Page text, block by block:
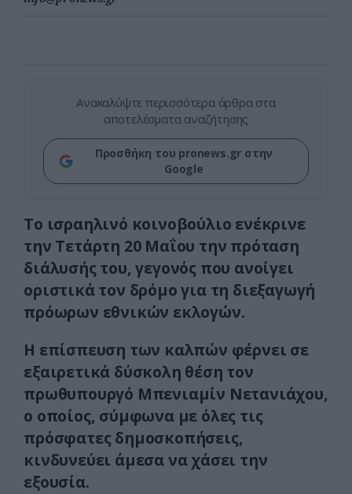
Ανακαλύψτε περισσότερα άρθρα στα
αποτελέσματα αναζήτησης
Προσθήκη του pronews.gr στην
Google
Το ισραηλινό κοινοβούλιο ενέκρινε
την Τετάρτη 20 Μαΐου την πρόταση
διάλυσής του, γεγονός που ανοίγει
οριστικά τον δρόμο για τη διεξαγωγή
πρόωρων εθνικών εκλογών.
Η επίσπευση των καλπών φέρνει σε
εξαιρετικά δύσκολη θέση τον
πρωθυπουργό Μπενιαμίν Νετανιάχου,
ο οποίος, σύμφωνα με όλες τις
πρόσφατες δημοσκοπήσεις,
κινδυνεύει άμεσα να χάσει την
εξουσία.